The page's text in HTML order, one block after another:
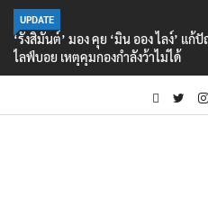
UPDATE
‘รังสิมันต์’ มอง คุย ‘มิน ออง ไลง์’
ไลฟ์บอย เหตุคุมกองกำลังว้าไม่ได้